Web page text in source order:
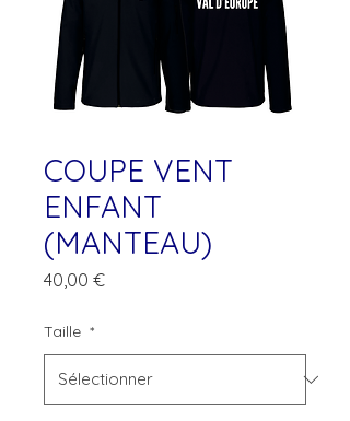
COUPE VENT
ENFANT
(MANTEAU)
40,00 €Prix
Taille *